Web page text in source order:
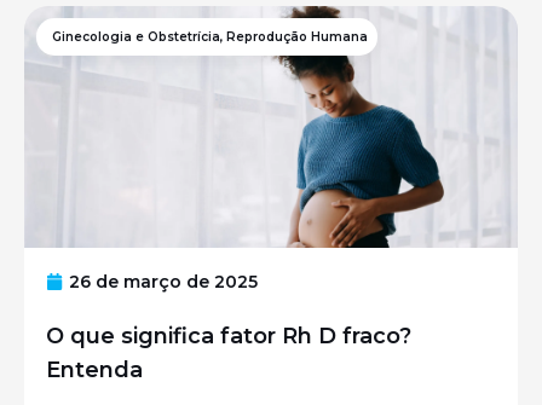
Ginecologia e Obstetrícia, Reprodução Humana
26 de março de 2025
O que significa fator Rh D fraco?
Entenda